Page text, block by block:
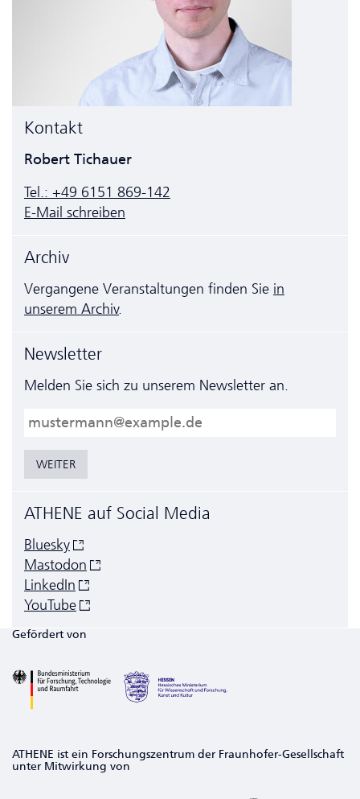
Kontakt
Robert Tichauer
Tel.: +49 6151 869-142
E-Mail schreiben
Archiv
Vergangene Veranstaltungen finden Sie in
unserem Archiv.
Newsletter
Melden Sie sich zu unserem Newsletter an.
E-Mail
WEITER
ATHENE auf Social Media
Bluesky
Mastodon
LinkedIn
YouTube
Gefördert von
ATHENE ist ein Forschungszentrum der Fraunhofer-Gesellschaft
unter Mitwirkung von